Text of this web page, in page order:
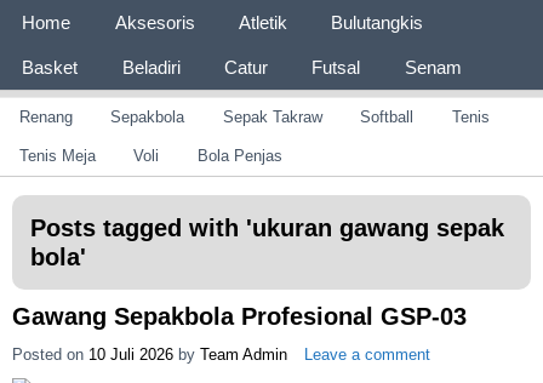
Home Aksesoris Atletik Bulutangkis
Basket Beladiri Catur Futsal Senam
CV JAYA BERSAMA Co Id
Menyediakan Semua Perlengkapan Olahraga Yang
Page 2
Renang Sepakbola Sepak Takraw Softball Tenis
Tenis Meja Voli Bola Penjas
Posts tagged with 'ukuran gawang sepak
bola'
Gawang Sepakbola Profesional GSP-03
Posted on 10 Juli 2026 by Team Admin Leave a comment